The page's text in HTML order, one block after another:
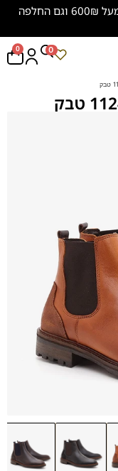
משתלם להתחדש: משלוח חינם ברכישה מעל 600₪ וגם החלפה
0 0